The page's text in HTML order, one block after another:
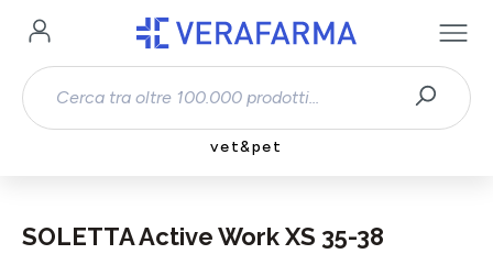
Passa al contenuto principale
vet&pet
SOLETTA Active Work XS 35-38